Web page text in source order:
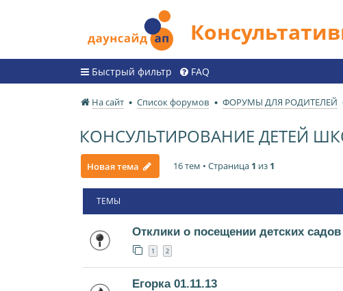
Быстрый фильтр FAQ
На сайт Список форумов ФОРУМЫ ДЛЯ РОДИТЕЛЕЙ
КОНСУЛЬТИРОВАНИЕ ДЕТЕЙ
Новая тема 16 тем • Страница 1 из 1
ТЕМЫ
Отклики о посещении детских
1 2
Егорка 01.11.13